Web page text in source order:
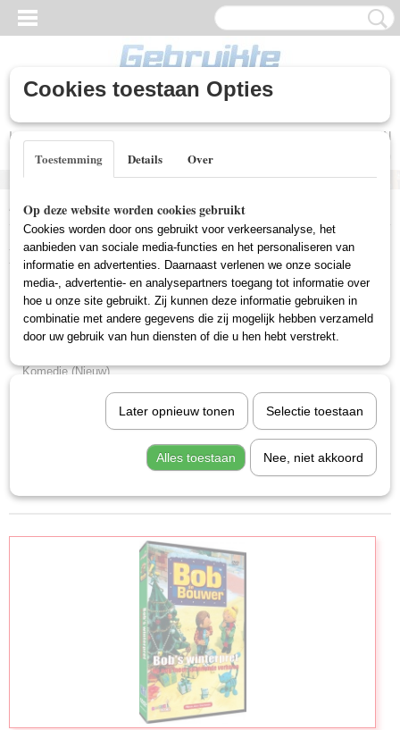
Inloggen
UW WINKELWAGEN
Home >Nieuwe DVD's>Tekenfilm (Nieuw)
Nieuwe DVD's
Horror (Nieuw)
Thriller (Nieuw)
Komedie (Nieuw)
Western (Nieuw)
Documentaire (Nieuw)
Science Fiction (Nieuw)
Sorteer op:
3 4 5 6 ••• 6 »
Cookies toestaan Opties
Toestemming Details Over
Op deze website worden cookies gebruikt
Cookies worden door ons gebruikt voor verkeersanalyse, het
aanbieden van sociale media-functies en het personaliseren van
informatie en advertenties. Daarnaast verlenen we onze sociale
media-, advertentie- en analysepartners toegang tot informatie over
hoe u onze site gebruikt. Zij kunnen deze informatie gebruiken in
combinatie met andere gegevens die zij mogelijk hebben verzameld
door uw gebruik van hun diensten of die u hen hebt verstrekt.
Later opnieuw tonen Selectie toestaan
Alles toestaan Nee, niet akkoord